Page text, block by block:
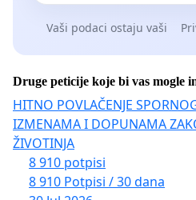
Vaši podaci ostaju vaši
Druge peticije koje bi vas mogle
HITNO POVLAČENJE
IZMENAMA I DOPUNAMA
ŽIVOTINJA
8 910 potpisi
8 910 Potpisi / 30 dana